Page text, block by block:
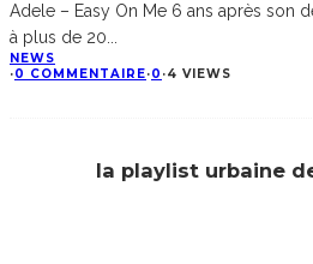
Adele – Easy On Me 6 ans après son
à plus de 20
NEWS
·0 COMMENTAIRE·0 ·4 VIEWS
la playlist urbaine